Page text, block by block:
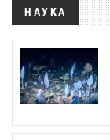
НАУКА